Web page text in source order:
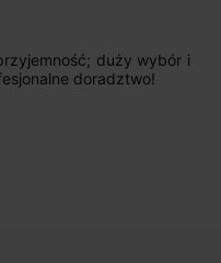
duży wybór i
doradztwo!